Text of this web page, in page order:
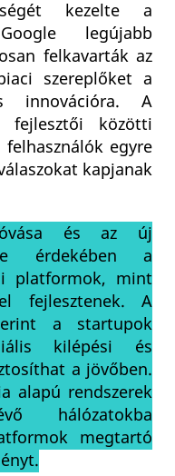
kezelte a
legújabb
felkavarták az
szereplőket a
innovációra. A
fejlesztői közötti
egyre
kapjanak
és az új
érdekében a
platformok, mint
fejlesztenek. A
a startupok
kilépési és
a jövőben.
alapú rendszerek
hálózatokba
megtartó